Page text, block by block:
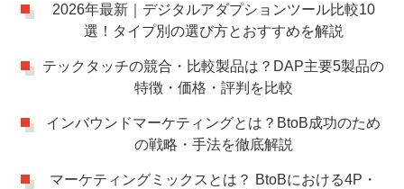
2026年最新｜デジタルアダプションツール比較10
選！タイプ別の選び方とおすすめを解説
テックタッチの競合・比較製品は？DAP主要5製品の
特徴・価格・評判を比較
インバウンドマーケティングとは？BtoB成功のため
の戦略・手法を徹底解説
マーケティングミックスとは？ BtoBにおける4P・